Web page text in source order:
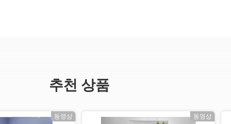
추천 상품
동영상 동영상